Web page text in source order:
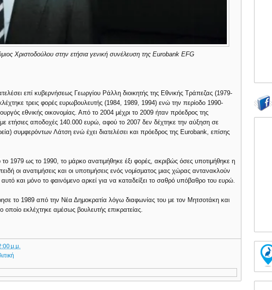
Χριστοδούλου στην ετήσια γενική συνέλευση της Eurobank EFG
επί κυβερνήσεως Γεωργίου Ράλλη διοικητής της Εθνικής Τράπεζας (1979-
τρεις φορές ευρωβουλευτής (1984, 1989, 1994) ενώ την περίοδο 1990-
εθνικής οικονομίας. Από το 2004 μέχρι το 2009 ήταν πρόεδρος της
ετήσιες αποδοχές 140.000 ευρώ, αφού το 2007 δεν δέχτηκε την αύξηση σε
συμφερόντων Λάτση ενώ έχει διατελέσει και πρόεδρος της Eurobank, επίσης
το 1979 ως το 1990, το μάρκο ανατιμήθηκε έξι φορές, ακριβώς όσες υποτιμήθηκε η
οι ανατιμήσεις και οι υποτιμήσεις ενός νομίσματος μιας χώρας αντανακλούν
αυτό και μόνο το φαινόμενο αρκεί για να καταδείξει το σαθρό υπόβαθρο του ευρώ.
το 1989 από την Νέα Δημοκρατία λόγω διαφωνίας του με τον Μητσοτάκη και
εκλέχτηκε αμέσως βουλευτής επικρατείας.
μ.μ.